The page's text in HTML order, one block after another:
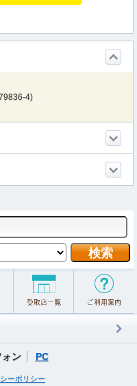
4)
ォン PC
ーポリシー